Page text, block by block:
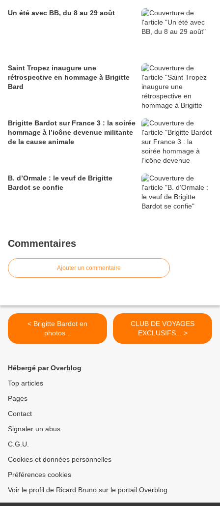
Un été avec BB, du 8 au 29 août
Saint Tropez inaugure une
rétrospective en hommage à Brigitte
Bard
Brigitte Bardot sur France 3 : la soirée
hommage à l’icône devenue militante
de la cause animale
B. d’Ormale : le veuf de Brigitte
Bardot se confie
Commentaires
Ajouter un commentaire
< Brigitte Bardot en
photos...
CLUB DE VOYAGES
EXCLUSIFS... >
Hébergé par Overblog
Top articles
Pages
Contact
Signaler un abus
C.G.U.
Cookies et données personnelles
Préférences cookies
Voir le profil de Ricard Bruno sur le portail Overblog